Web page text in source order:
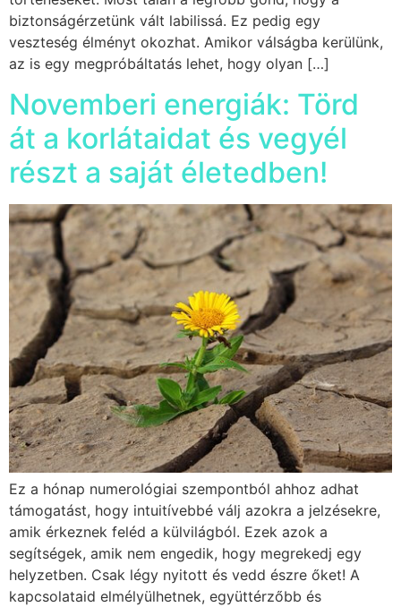
biztonságérzetünk vált labilissá. Ez pedig egy
veszteség élményt okozhat. Amikor válságba kerülünk,
az is egy megpróbáltatás lehet, hogy olyan […]
Novemberi energiák: Törd
át a korlátaidat és vegyél
részt a saját életedben!
Ez a hónap numerológiai szempontból ahhoz adhat
támogatást, hogy intuitívebbé válj azokra a jelzésekre,
amik érkeznek feléd a külvilágból. Ezek azok a
segítségek, amik nem engedik, hogy megrekedj egy
helyzetben. Csak légy nyitott és vedd észre őket! A
kapcsolataid elmélyülhetnek, együttérzőbb és